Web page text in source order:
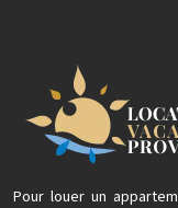
Pour louer un